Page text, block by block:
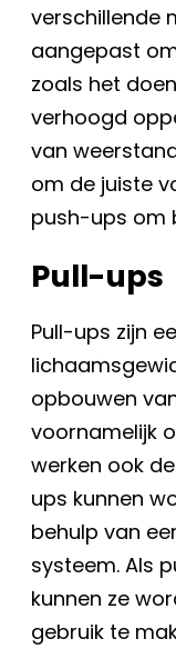
verschillende
aangepast
zoals het
verhoogd
van
om de juiste
push-ups om
Pull-ups
Pull-ups zijn
opbouwen
voornamelijk
werken ook
ups kunnen
behulp van
systeem. Als
kunnen ze
gebruik te